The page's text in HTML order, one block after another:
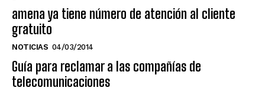
amena ya tiene número de atención al cliente
gratuito
NOTICIAS 04/03/2014
Guía para reclamar a las compañías de
telecomunicaciones